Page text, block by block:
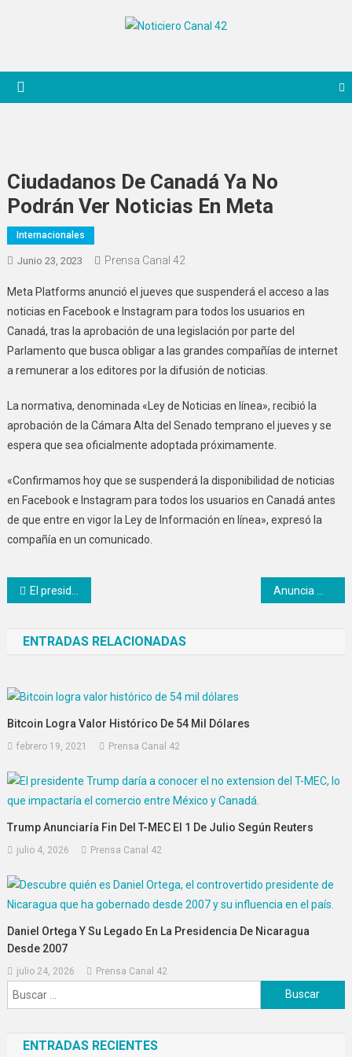
Ciudadanos De Canadá Ya No
Podrán Ver Noticias En Meta
Internacionales
Junio 23, 2023 Prensa Canal 42
Meta Platforms anunció el jueves que suspenderá el acceso a las
noticias en Facebook e Instagram para todos los usuarios en
Canadá, tras la aprobación de una legislación por parte del
Parlamento que busca obligar a las grandes compañías de internet
a remunerar a los editores por la difusión de noticias.
La normativa, denominada «Ley de Noticias en línea», recibió la
aprobación de la Cámara Alta del Senado temprano el jueves y se
espera que sea oficialmente adoptada próximamente.
«Confirmamos hoy que se suspenderá la disponibilidad de noticias
en Facebook e Instagram para todos los usuarios en Canadá antes
de que entre en vigor la Ley de Información en línea», expresó la
compañía en un comunicado.
Navegación
entradas
El presidente López Obrador invita a la celebración de su quinto aniversario
ENTRADAS RELACIONADAS
Bitcoin Logra Valor Histórico De 54 Mil Dólares
febrero 19, 2021 Prensa Canal 42
Trump Anunciaría Fin Del T-MEC El 1 De Julio Según Reuters
julio 4, 2026 Prensa Canal 42
Daniel Ortega Y Su Legado En La Presidencia De Nicaragua
Desde 2007
julio 24, 2026 Prensa Canal 42
Buscar:
ENTRADAS RECIENTES